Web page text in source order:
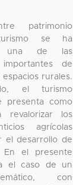
patrimonio
se ha
una de las
de
rurales.
el turismo
presenta como
revalorizar los
agrícolas
el desarrollo de
En el presente
el caso de un
con